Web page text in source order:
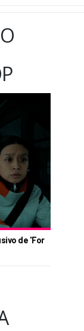
de 'For